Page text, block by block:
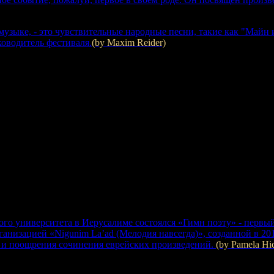
- это чувствительные народные песни, такие как
фестиваля.(by Maxim Reider)
университета в Иерусалиме состоялся «Гимн поэту» -
«Nigunim La’ad (Мелодия навсегда)», созданной
поощрения сочинения еврейских произведений. (by Pamela